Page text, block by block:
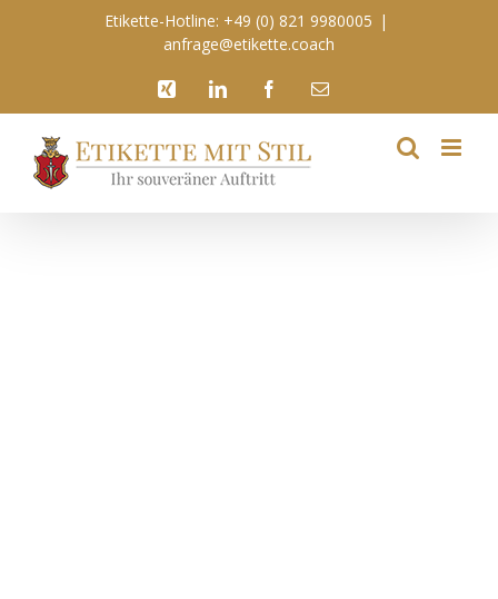
Etikette-Hotline: +49 (0) 821 9980005 |
anfrage@etikette.coach
Xing LinkedIn Facebook
E-